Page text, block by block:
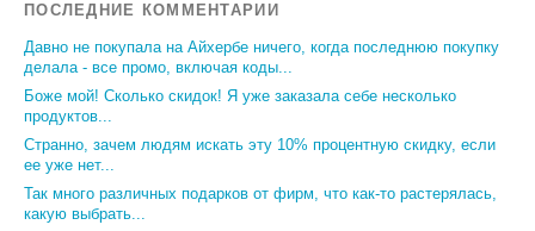
ПОСЛЕДНИЕ КОММЕНТАРИИ
Давно не покупала на Айхербе ничего, когда последнюю покупку
делала - все промо, включая коды...
Боже мой! Сколько скидок! Я уже заказала себе несколько
продуктов...
Странно, зачем людям искать эту 10% процентную скидку, если
ее уже нет...
Так много различных подарков от фирм, что как-то растерялась,
какую выбрать...